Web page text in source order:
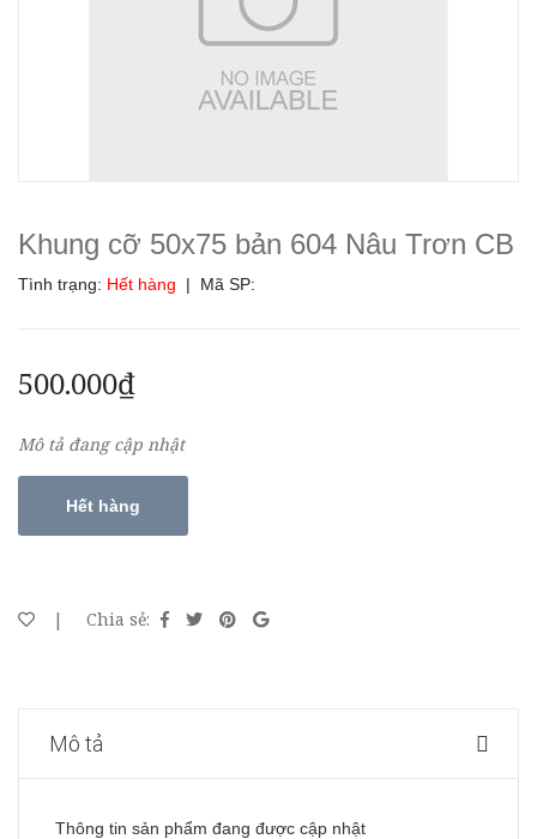
Khung cỡ 50x75 bản 604 Nâu Trơn CB
Tình trạng: Hết hàng | Mã SP:
500.000₫
Mô tả đang cập nhật
Hết hàng
| Chia sẻ:
Mô tả
Thông tin sản phẩm đang được cập nhật